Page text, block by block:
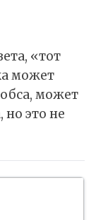
«тот
может
может
но это не